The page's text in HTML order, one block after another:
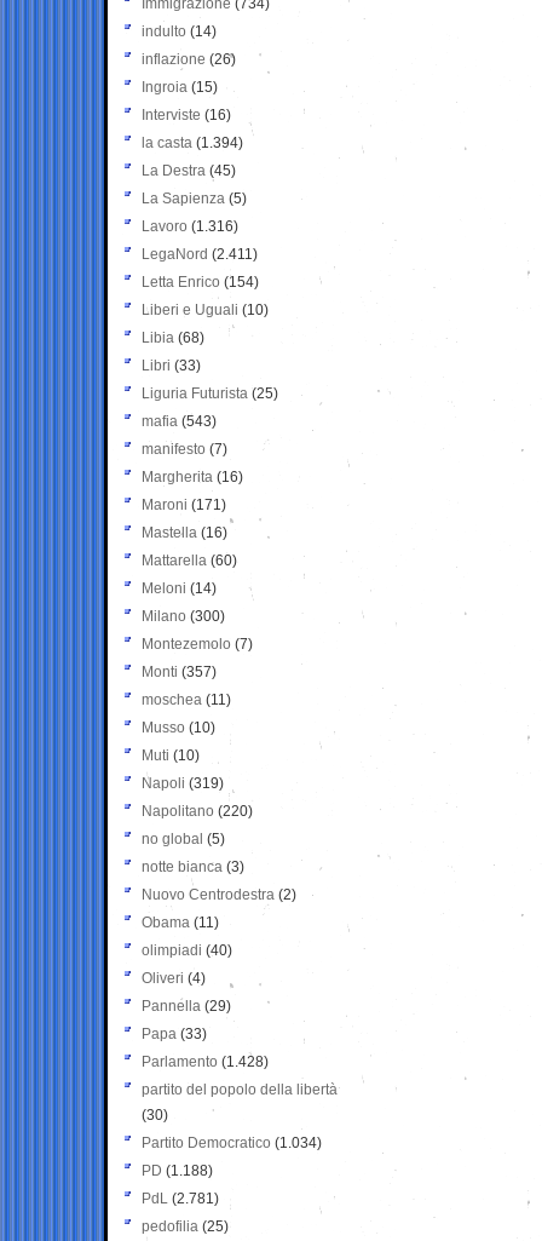
Immigrazione (734)
indulto (14)
inflazione (26)
Ingroia (15)
Interviste (16)
la casta (1.394)
La Destra (45)
La Sapienza (5)
Lavoro (1.316)
LegaNord (2.411)
Letta Enrico (154)
Liberi e Uguali (10)
Libia (68)
Libri (33)
Liguria Futurista (25)
mafia (543)
manifesto (7)
Margherita (16)
Maroni (171)
Mastella (16)
Mattarella (60)
Meloni (14)
Milano (300)
Montezemolo (7)
Monti (357)
moschea (11)
Musso (10)
Muti (10)
Napoli (319)
Napolitano (220)
no global (5)
notte bianca (3)
Nuovo Centrodestra (2)
Obama (11)
olimpiadi (40)
Oliveri (4)
Pannella (29)
Papa (33)
Parlamento (1.428)
partito del popolo della libertà
(30)
Partito Democratico (1.034)
PD (1.188)
PdL (2.781)
pedofilia (25)